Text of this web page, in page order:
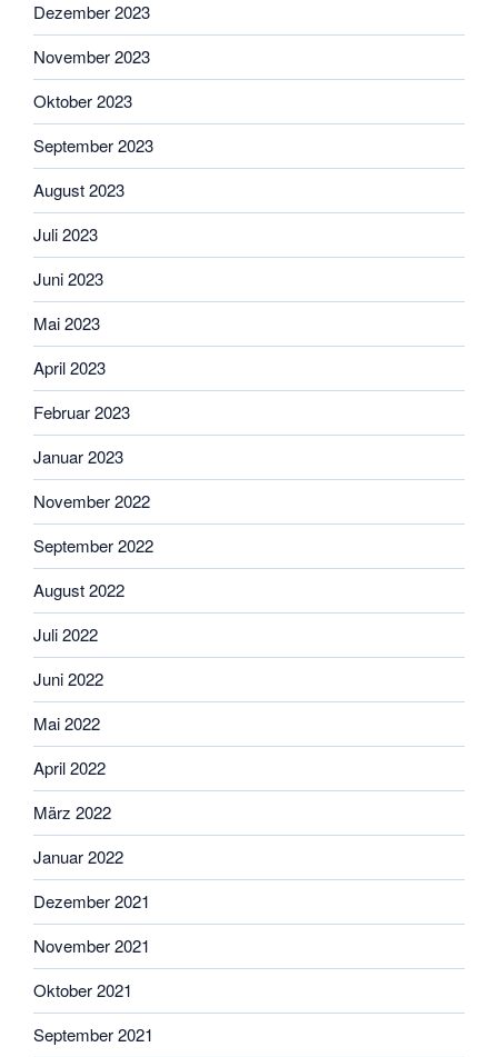
Dezember 2023
November 2023
Oktober 2023
September 2023
August 2023
Juli 2023
Juni 2023
Mai 2023
April 2023
Februar 2023
Januar 2023
November 2022
September 2022
August 2022
Juli 2022
Juni 2022
Mai 2022
April 2022
März 2022
Januar 2022
Dezember 2021
November 2021
Oktober 2021
September 2021